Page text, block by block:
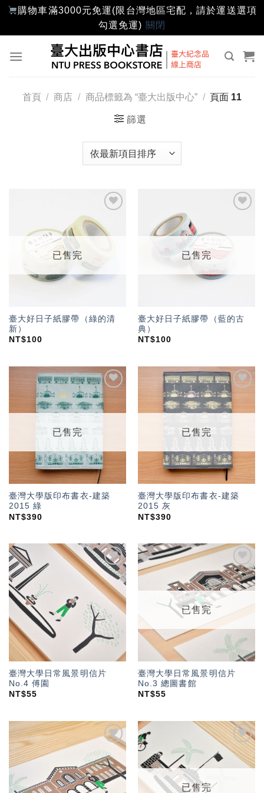
購物車滿3000元免運(限台灣地區宅配，請於運送選項
勾選免運) 關閉
首頁 / 商店 / 商品標籤為 “臺大出版中心” / 頁面 11
篩選
「願
望輕
已售完
臺大好日子紙膠帶（綠的清
新）
NT$100
已售完
臺大好日子紙膠帶（藍的古
典）
NT$100
望輕
已售完
臺灣大學版印布書衣-建築
2015 綠
NT$390
望輕
已售完
臺灣大學版印布書衣-建築
2015 灰
NT$390
加入
「願
望輕
單」
臺灣大學日常風景明信片
No.4 傅園
NT$55
加入
「願
望輕
已售完
臺灣大學日常風景明信片
No.3 總圖書館
NT$55
「願
望輕
單」
加入
「願
望輕
已售完